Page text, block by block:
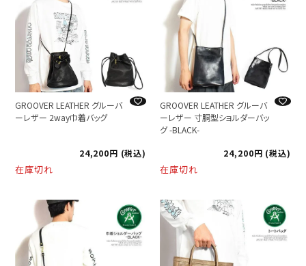
GROOVER LEATHER グルーバ
ーレザー 2way巾着バッグ
24,200 税込
在庫切れ
GROOVER LEATHER グルーバ
ーレザー 寸胴型ショルダーバッ
グ -BLACK-
24,200
税込
在庫切れ